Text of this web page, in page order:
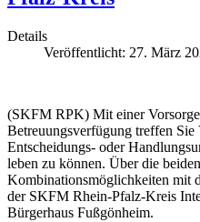
Details
Veröffentlicht: 27. März
(SKFM RPK) Mit einer
Betreuungsverfügung treffen
Entscheidungs- oder
leben zu können. Über die
Kombinationsmöglichkeiten mit
der SKFM Rhein-Pfalz-Kreis
Bürgerhaus Fußgönheim.